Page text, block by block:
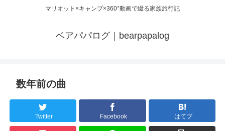
マリオット×キャンプ×360°動画で綴る家族旅行記
ベアパパログ｜bearpapalog
数年前の曲
Twitter Facebook はてブ